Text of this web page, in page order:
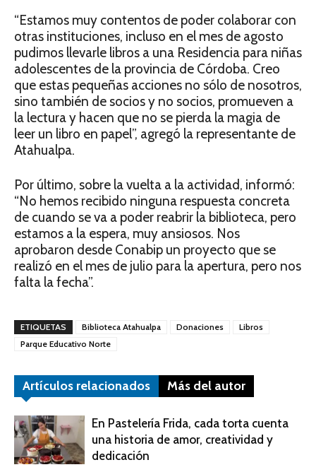
“Estamos muy contentos de poder colaborar con
otras instituciones, incluso en el mes de agosto
pudimos llevarle libros a una Residencia para niñas
adolescentes de la provincia de Córdoba. Creo
que estas pequeñas acciones no sólo de nosotros,
sino también de socios y no socios, promueven a
la lectura y hacen que no se pierda la magia de
leer un libro en papel”, agregó la representante de
Atahualpa.
Por último, sobre la vuelta a la actividad, informó:
“No hemos recibido ninguna respuesta concreta
de cuando se va a poder reabrir la biblioteca, pero
estamos a la espera, muy ansiosos. Nos
aprobaron desde Conabip un proyecto que se
realizó en el mes de julio para la apertura, pero nos
falta la fecha”.
ETIQUETAS Biblioteca Atahualpa Donaciones
Libros
Parque Educativo Norte
Artículos relacionados Más del autor
En Pastelería Frida, cada torta cuenta
una historia de amor, creatividad y
dedicación